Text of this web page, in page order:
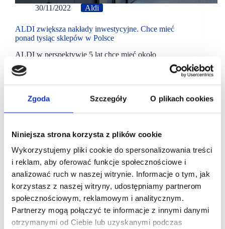
Zgoda Szczegóły O plikach cookies
Niniejsza strona korzysta z plików cookie
Wykorzystujemy pliki cookie do spersonalizowania treści
i reklam, aby oferować funkcje społecznościowe i
analizować ruch w naszej witrynie. Informacje o tym, jak
korzystasz z naszej witryny, udostępniamy partnerom
społecznościowym, reklamowym i analitycznym.
Partnerzy mogą połączyć te informacje z innymi danymi
otrzymanymi od Ciebie lub uzyskanymi podczas
30/11/2022 Aldi
ALDI zwiększa nakłady inwestycyjne. Chce mieć
ponad tysiąc sklepów w Polsce
ALDI w perspektywie 5 lat chce mieć około
sześciuset sklepów w Polsce. Docelowo ponad tysiąc.
W ciągu najbliższych tygodni sieć uruchomi